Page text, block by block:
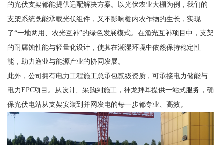
的光伏支架都能提供适配解决方案。以光伏农业大棚为例，我们的
支架系统既能承载光伏组件，又不影响棚内农作物的生长，实现
了“一地两用、农光互补”的绿色发展模式。在渔光互补项目中，支架
的耐腐蚀性能与轻量化设计，使其在潮湿环境中依然保持稳定性
能，助力渔业与能源产业的协同发展。
此外，公司拥有电力工程施工总承包贰级资质，可承接电力储能与
电力EPC项目。从设计、采购到施工，神龙拜耳提供一站式服务，确
保光伏电站从支架安装到并网发电的每一步都专业、高效。